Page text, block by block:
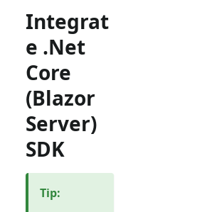
Integrat
e .Net
Core
(Blazor
Server)
SDK
Tip: